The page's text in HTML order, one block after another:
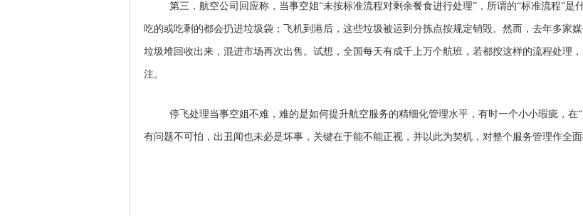
第三，航空公司回应称，当事空姐“未按标准流程对剩余餐食进行处理”，所谓的“标准流程”
吃的或吃剩的都会扔进垃圾袋；飞机到港后，这些垃圾被运到分拣点按规定销毁。然而，去年多家
垃圾堆回收出来，混进市场再次出售。试想，全国每天有成千上万个航班，若都按这样的流程处理
注。
停飞处理当事空姐不难，难的是如何提升航空服务的精细化管理水平，有时一个小小瑕疵，在
有问题不可怕，出丑闻也未必是坏事，关键在于能不能正视，并以此为契机，对整个服务管理作全面